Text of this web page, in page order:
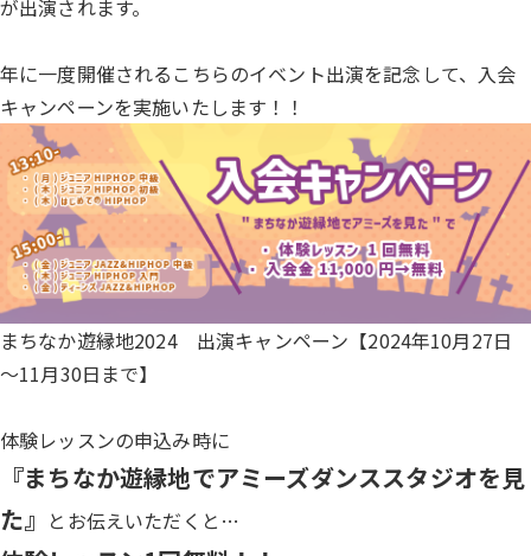
が出演されます。
年に一度開催されるこちらのイベント出演を記念して、入会
キャンペーンを実施いたします！！
まちなか遊縁地2024 出演キャンペーン【2024年10月27日
～11月30日まで】
体験レッスンの申込み時に
『まちなか遊縁地でアミーズダンススタジオを見
た』 とお伝えいただくと…